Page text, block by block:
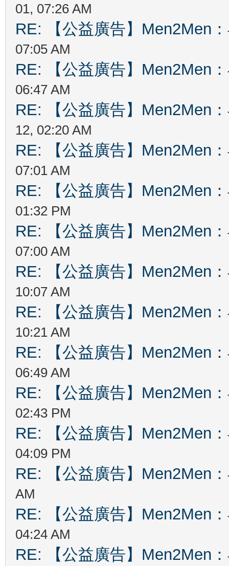
01, 07:26 AM
RE: 【公益廣告】Men2Men
07:05 AM
RE: 【公益廣告】Men2Men
06:47 AM
RE: 【公益廣告】Men2Men
12, 02:20 AM
RE: 【公益廣告】Men2Men
07:01 AM
RE: 【公益廣告】Men2Men
01:32 PM
RE: 【公益廣告】Men2Men
07:00 AM
RE: 【公益廣告】Men2Men
10:07 AM
RE: 【公益廣告】Men2Men
10:21 AM
RE: 【公益廣告】Men2Men
06:49 AM
RE: 【公益廣告】Men2Men
02:43 PM
RE: 【公益廣告】Men2Men
04:09 PM
RE: 【公益廣告】Men2Men
AM
RE: 【公益廣告】Men2Men
04:24 AM
RE: 【公益廣告】Men2Men